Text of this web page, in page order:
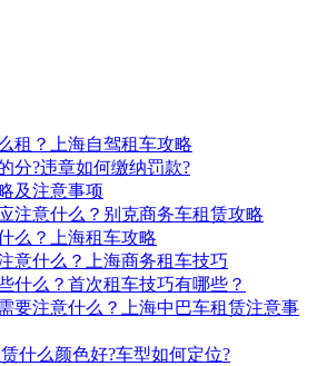
租？上海自驾租车攻略
分?违章如何缴纳罚款?
及注意事项
注意什么？别克商务车租赁攻略
么？上海租车攻略
意什么？上海商务租车技巧
什么？首次租车技巧有哪些？
要注意什么？上海中巴车租赁注意事
什么颜色好?车型如何定位?